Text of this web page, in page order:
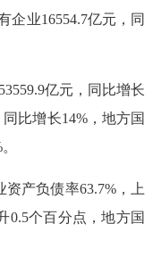
企业16554.7亿元，同
亿元，同比增长
比增长14%，地方国
资产负债率63.7%，上
0.5个百分点，地方国